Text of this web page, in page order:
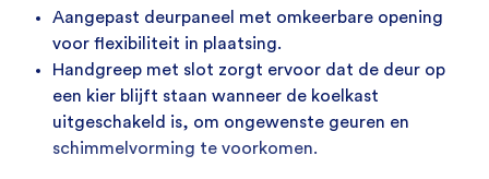
4285
8056040795712
Aangepast deurpaneel met omkeerbare opening
voor flexibiliteit in plaatsing.
Handgreep met slot zorgt ervoor dat de deur op
een kier blijft staan wanneer de koelkast
uitgeschakeld is, om ongewenste geuren en
schimmelvorming te voorkomen.